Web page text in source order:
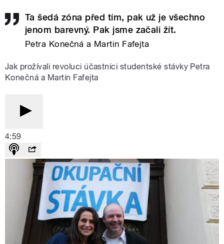
Ta šedá zóna před tím, pak už je všechno
jenom barevný. Pak jsme začali žít.
Petra Konečná a Martin Fafejta
Jak prožívali revoluci účastníci studentské stávky Petra
Konečná a Martin Fafejta
4:59